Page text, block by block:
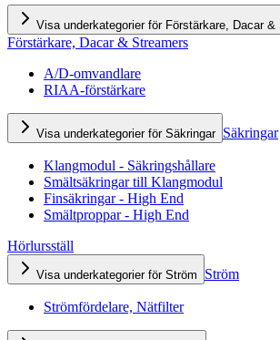
Visa underkategorier för Förstärkare, Dacar &
Förstärkare, Dacar & Streamers
A/D-omvandlare
RIAA-förstärkare
Visa underkategorier för Säkringar Säkringar
Klangmodul - Säkringshållare
Smältsäkringar till Klangmodul
Finsäkringar - High End
Smältproppar - High End
Hörlursställ
Visa underkategorier för Ström Ström
Strömfördelare, Nätfilter